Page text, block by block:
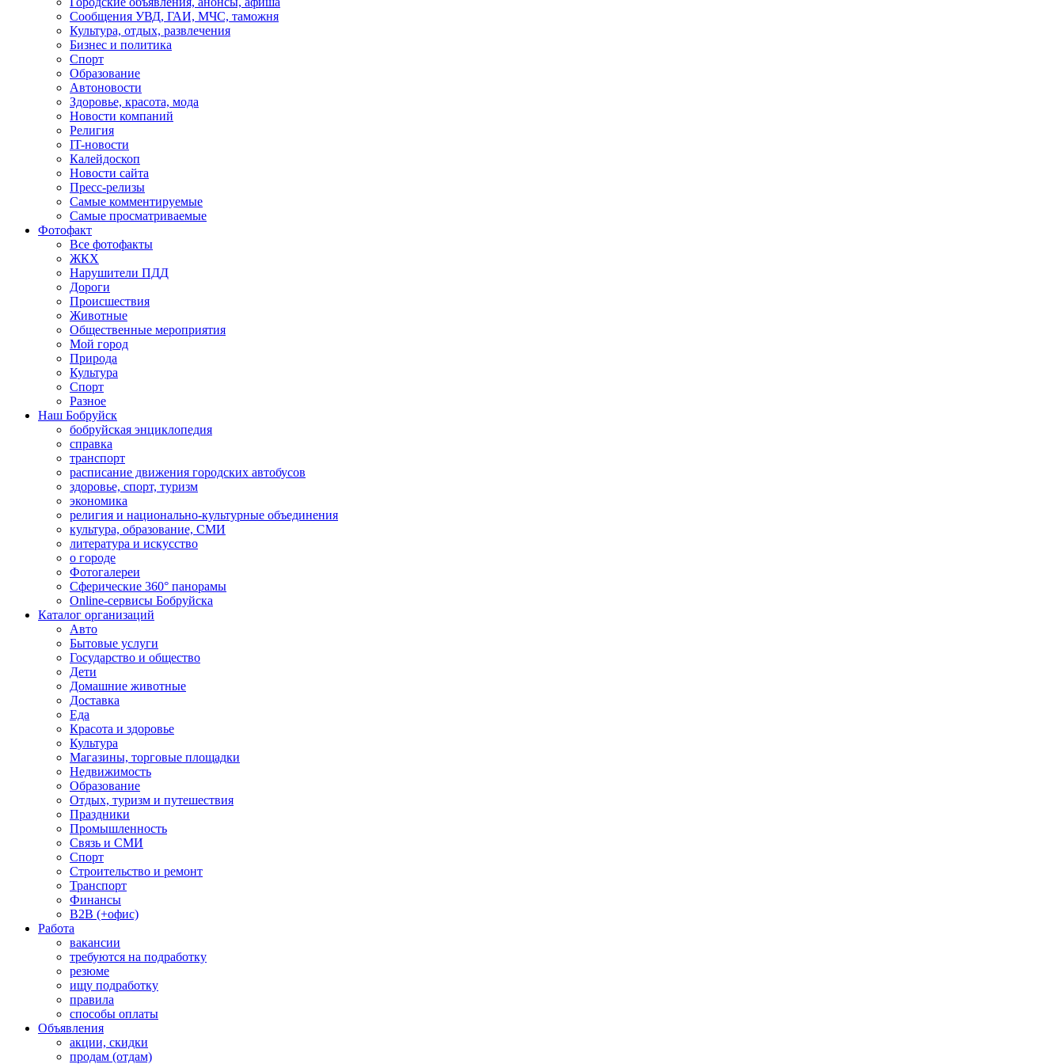
Сообщения УВД, ГАИ, МЧС, таможня
Культура, отдых, развлечения
Бизнес и политика
Спорт
Образование
Автоновости
Здоровье, красота, мода
Новости компаний
Религия
IT-новости
Калейдоскоп
Новости сайта
Пресс-релизы
Самые комментируемые
Самые просматриваемые
Фотофакт
Все фотофакты
ЖКХ
Нарушители ПДД
Дороги
Происшествия
Животные
Общественные мероприятия
Мой город
Природа
Культура
Спорт
Разное
Наш Бобруйск
бобруйская энциклопедия
справка
транспорт
расписание движения городских автобусов
здоровье, спорт, туризм
экономика
религия и национально-культурные объединения
культура, образование, СМИ
литература и искусство
о городе
Фотогалереи
Сферические 360° панорамы
Online-сервисы Бобруйска
Каталог организаций
Авто
Бытовые услуги
Государство и общество
Дети
Домашние животные
Доставка
Еда
Красота и здоровье
Культура
Магазины, торговые площадки
Недвижимость
Образование
Отдых, туризм и путешествия
Праздники
Промышленность
Связь и СМИ
Спорт
Строительство и ремонт
Транспорт
Финансы
B2B (+офис)
Работа
вакансии
требуются на подработку
резюме
ищу подработку
правила
способы оплаты
Объявления
акции, скидки
продам (отдам)